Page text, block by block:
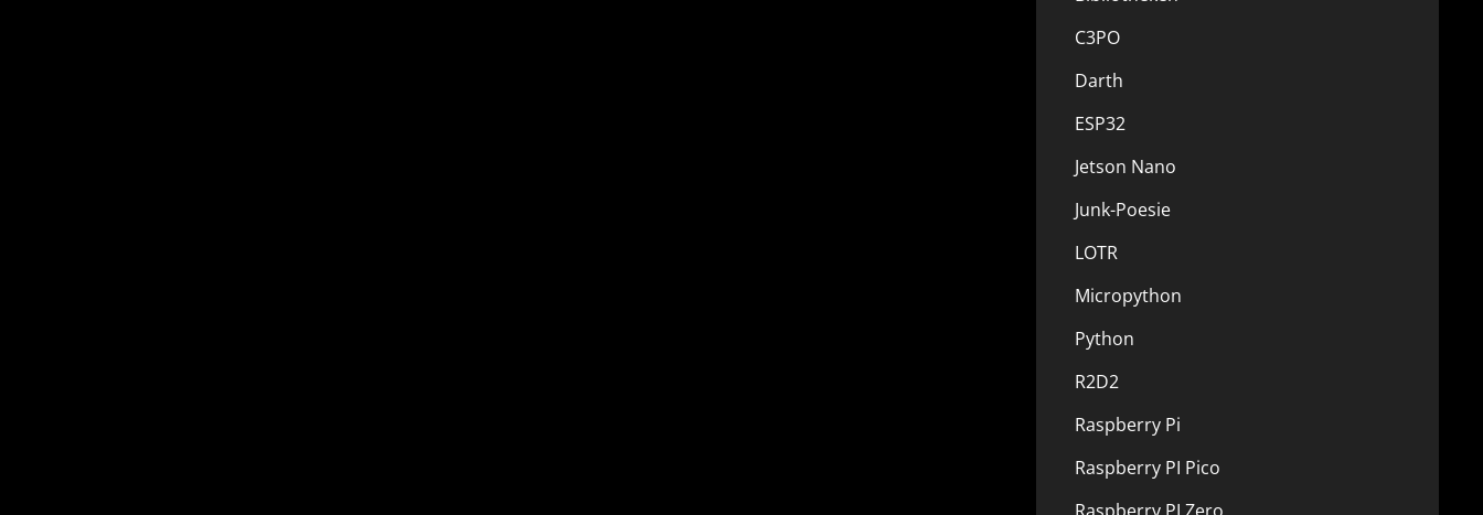
C3PO
Darth
ESP32
Jetson Nano
Junk-Poesie
LOTR
Micropython
Python
R2D2
Raspberry Pi
Raspberry PI Pico